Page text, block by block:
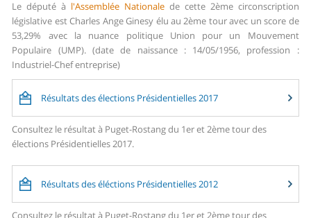
Le député à l'Assemblée Nationale de cette 2ème circonscription
législative est Charles Ange Ginesy élu au 2ème tour avec un score de
53,29% avec la nuance politique Union pour un Mouvement
Populaire (UMP). (date de naissance : 14/05/1956, profession :
Industriel-Chef entreprise)
Résultats des élections Présidentielles 2017
Consultez le résultat à Puget-Rostang du 1er et 2ème tour des
élections Présidentielles 2017.
Résultats des éléctions Présidentielles 2012